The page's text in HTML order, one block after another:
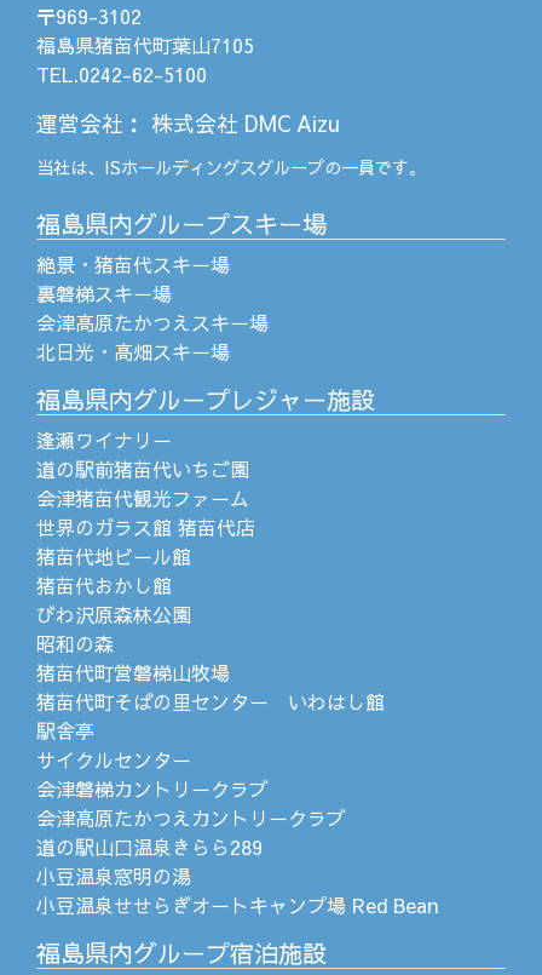
〒969-3102
福島県猪苗代町葉山7105
TEL.0242-62-5100
運営会社 ： 株式会社 DMC Aizu
当社は、 ISホールディングスグループの一員です。
福島県内グループスキー場
絶景・猪苗代スキー場
裏磐梯スキー場
会津高原たかつえスキー場
北日光・高畑スキー場
福島県内グループレジャー施設
逢瀬ワイナリー
道の駅前猪苗代いちご園
会津猪苗代観光ファーム
世界のガラス館 猪苗代店
猪苗代地ビール館
猪苗代おかし館
びわ沢原森林公園
昭和の森
猪苗代町営磐梯山牧場
猪苗代町そばの里センター いわはし館
駅舎亭
サイクルセンター
会津磐梯カントリークラブ
会津高原たかつえカントリークラブ
道の駅山口温泉きらら289
小豆温泉窓明の湯
小豆温泉せせらぎオートキャンプ場 Red Bean
福島県内グループ宿泊施設